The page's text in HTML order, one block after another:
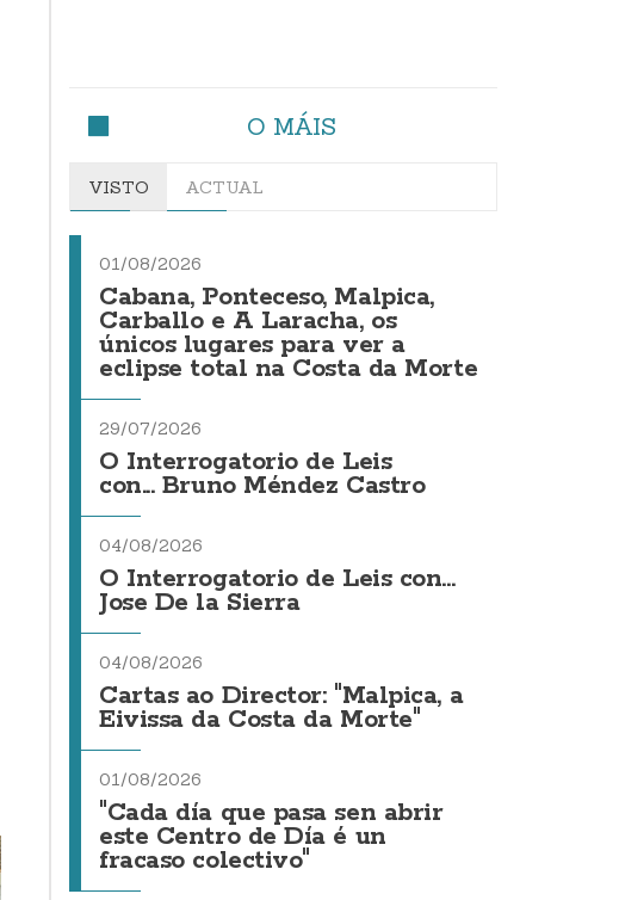
O MÁIS
VISTO ACTUAL
01/08/2026
Cabana, Ponteceso, Malpica,
Carballo e A Laracha, os
únicos lugares para ver a
eclipse total na Costa da Morte
29/07/2026
O Interrogatorio de Leis
con... Bruno Méndez Castro
04/08/2026
O Interrogatorio de Leis con...
Jose De la Sierra
04/08/2026
Cartas ao Director: "Malpica, a
Eivissa da Costa da Morte"
01/08/2026
"Cada día que pasa sen abrir
este Centro de Día é un
fracaso colectivo"